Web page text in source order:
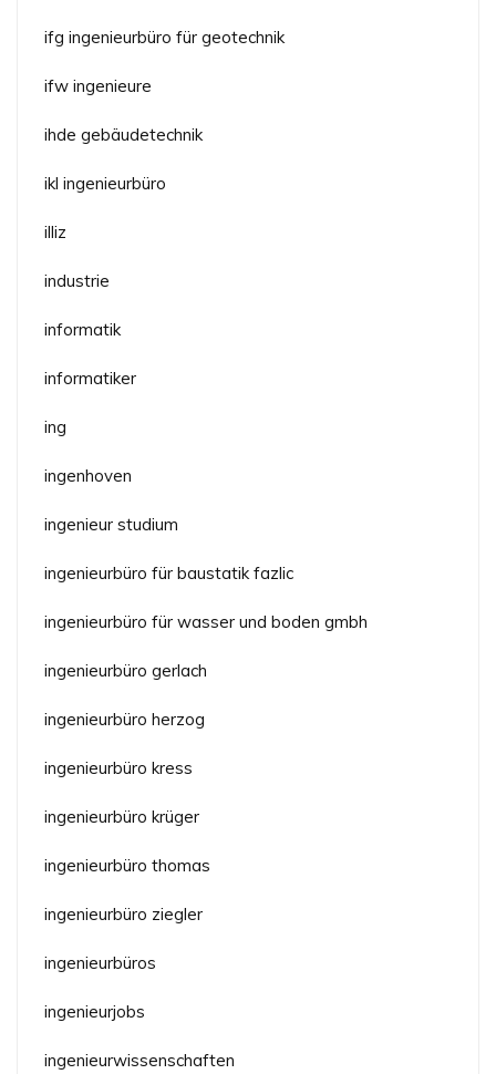
ifg ingenieurbüro für geotechnik
ifw ingenieure
ihde gebäudetechnik
ikl ingenieurbüro
illiz
industrie
informatik
informatiker
ing
ingenhoven
ingenieur studium
ingenieurbüro für baustatik fazlic
ingenieurbüro für wasser und boden gmbh
ingenieurbüro gerlach
ingenieurbüro herzog
ingenieurbüro kress
ingenieurbüro krüger
ingenieurbüro thomas
ingenieurbüro ziegler
ingenieurbüros
ingenieurjobs
ingenieurwissenschaften